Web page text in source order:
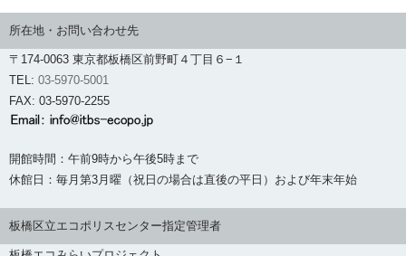
所在地・お問い合わせ先
〒174-0063 東京都板橋区前野町４丁目６−１
TEL: 03-5970-5001
FAX: 03-5970-2255
開館時間：午前9時から午後5時まで
休館日：毎月第3月曜（祝日の場合は直後の平日）および年末年始
板橋区立エコポリスセンター指定管理者